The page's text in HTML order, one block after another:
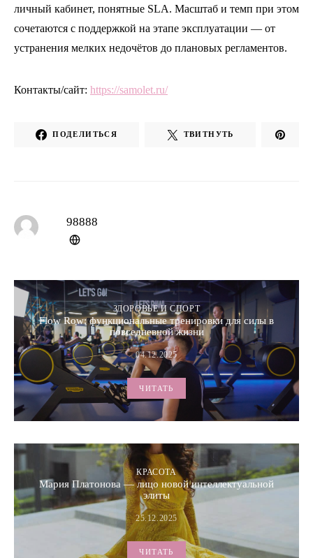
личный кабинет, понятные SLA. Масштаб и темп при этом
сочетаются с поддержкой на этапе эксплуатации — от
устранения мелких недочётов до плановых регламентов.
Контакты/сайт: https://samolet.ru/
ПОДЕЛИТЬСЯ ТВИТНУТЬ
98888
ЗДОРОВЬЕ И СПОРТ
Flow Row: функциональные тренировки для силы в
повседневной жизни
04.12.2025
ЧИТАТЬ
КРАСОТА
Мария Платонова — лицо новой интеллектуальной
элиты
25.12.2025
ЧИТАТЬ